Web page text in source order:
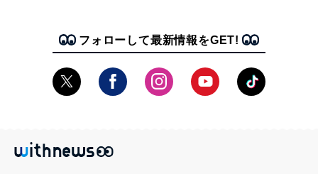
フォローして最新情報をGET!